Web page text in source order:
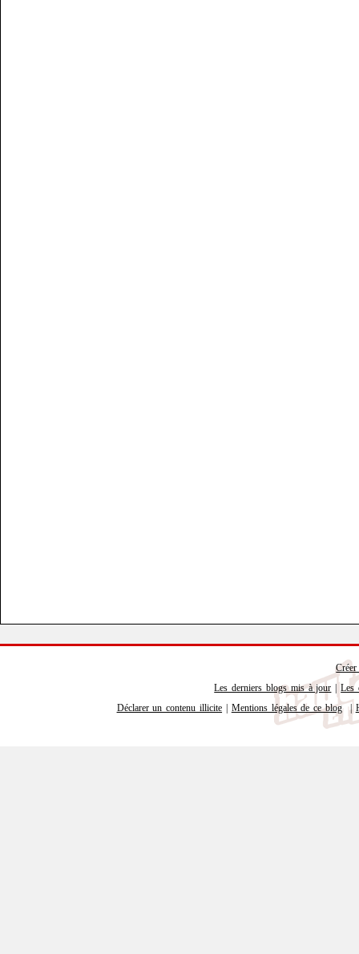
Les derniers blogs mis à jour |Les
Déclarer un contenu illicite
Mentions légales de ce blog |